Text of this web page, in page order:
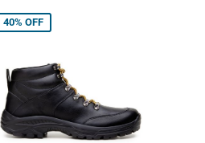
40% OFF